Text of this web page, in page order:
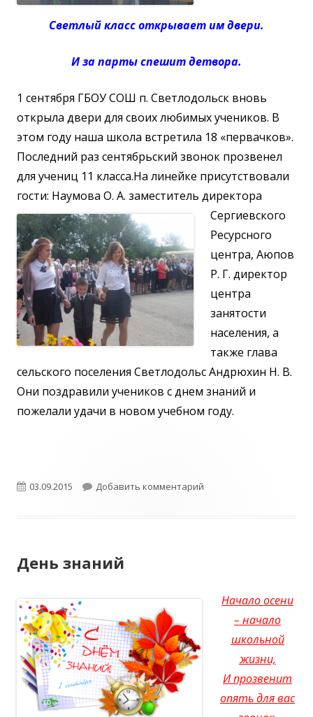
Светлый класс открывает им двери.
И за парты спешит детвора.
1 сентября ГБОУ СОШ п. Светлодольск вновь
открыла двери для своих любимых учеников. В
этом году наша школа встретила 18 «первачков».
Последний раз сентябрьский звонок прозвенел
для учениц 11 класса.На линейке присутствовали
гости: Наумова О. А. заместитель директора
Сергиевского
Ресурсного
центра, Аюпов
Р. Г. директор
центра
занятости
населения, а
также глава
сельского поселения Светлодольс Андрюхин Н. В.
Они поздравили учеников с днем знаний и
пожелали удачи в новом учебном году.
Опубликовано
03.09.2015 Добавить комментарий
День знаний
Начало осени
– начало
школьной
жизни,
И прозвенит
опять для вас